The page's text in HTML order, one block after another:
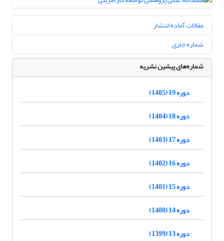
مقالات آماده انتشار
شماره جاری
شماره‌های پیشین نشریه
دوره 19 (1405)
دوره 18 (1404)
دوره 17 (1403)
دوره 16 (1402)
دوره 15 (1401)
دوره 14 (1400)
دوره 13 (1399)